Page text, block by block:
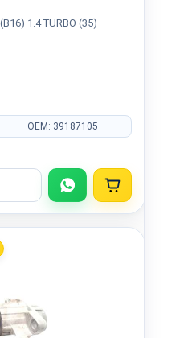
1.4 TURBO (35)
OEM: 39187105